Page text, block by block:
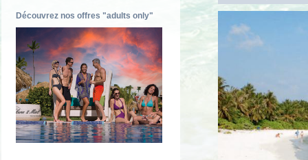
Découvrez nos offres "adults only"